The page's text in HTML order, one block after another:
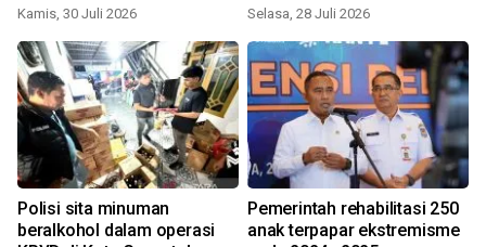
Kamis, 30 Juli 2026 Selasa, 28 Juli 2026
Polisi sita minuman
beralkohol dalam operasi
Pemerintah rehabilitasi 250
anak terpapar ekstremisme